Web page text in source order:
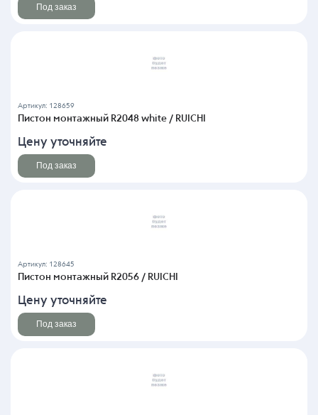
Под заказ
Артикул: 128659
Пистон монтажный R2048 white / RUICHI
Цену уточняйте
Под заказ
Артикул: 128645
Пистон монтажный R2056 / RUICHI
Цену уточняйте
Под заказ